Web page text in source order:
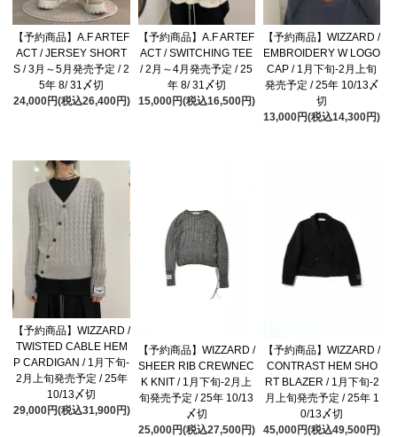
【予約商品】A.F ARTEF
ACT / JERSEY SHORT
S / 3月～5月発売予定 / 2
5年 8/ 31〆切
24,000円(税込26,400円)
【予約商品】A.F ARTEF
ACT / SWITCHING TEE
/ 2月～4月発売予定 / 25
年 8/ 31〆切
15,000円(税込16,500円)
【予約商品】WIZZARD /
EMBROIDERY W LOGO
CAP / 1月下旬-2月上旬
発売予定 / 25年 10/13〆
切
13,000円(税込14,300円)
【予約商品】WIZZARD /
TWISTED CABLE HEM
P CARDIGAN / 1月下旬-
2月上旬発売予定 / 25年
10/13〆切
29,000円(税込31,900円)
【予約商品】WIZZARD /
SHEER RIB CREWNEC
K KNIT / 1月下旬-2月上
旬発売予定 / 25年 10/13
〆切
25,000円(税込27,500円)
【予約商品】WIZZARD /
CONTRAST HEM SHO
RT BLAZER / 1月下旬-2
月上旬発売予定 / 25年 1
0/13〆切
45,000円(税込49,500円)